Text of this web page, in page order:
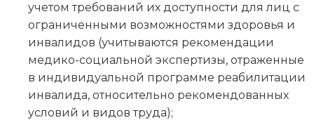
учетом требований их доступности для лиц с
ограниченными возможностями здоровья и
инвалидов (учитываются рекомендации
медико-социальной экспертизы, отраженные
в индивидуальной программе реабилитации
инвалида, относительно рекомендованных
условий и видов труда);